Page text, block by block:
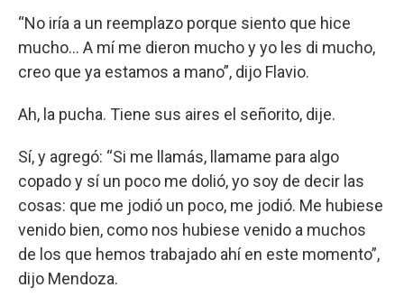
“No iría a un reemplazo porque siento que hice
mucho... A mí me dieron mucho y yo les di mucho,
creo que ya estamos a mano”, dijo Flavio.
Ah, la pucha. Tiene sus aires el señorito, dije.
Sí, y agregó: “Si me llamás, llamame para algo
copado y sí un poco me dolió, yo soy de decir las
cosas: que me jodió un poco, me jodió. Me hubiese
venido bien, como nos hubiese venido a muchos
de los que hemos trabajado ahí en este momento”,
dijo Mendoza.